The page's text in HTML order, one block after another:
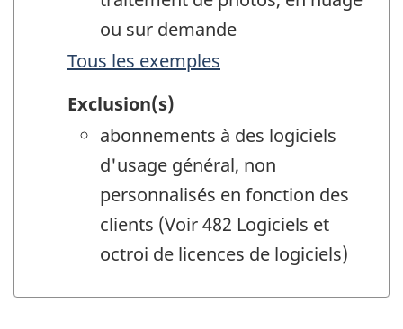
ou sur demande
Tous les exemples
Exclusion(s)
abonnements à des logiciels
d'usage général, non
personnalisés en fonction des
clients (Voir 482 Logiciels et
octroi de licences de logiciels)